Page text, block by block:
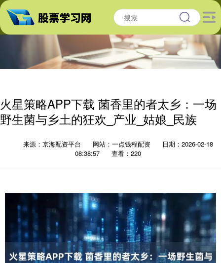
火星策略APP下载 菌香里的者太乡：一场
野生菌与乡土的狂欢_产业_姑娘_民族
来源：京海配资平台 网站：一点钱程配资
日期：2026-02-18
08:38:57
查看：220